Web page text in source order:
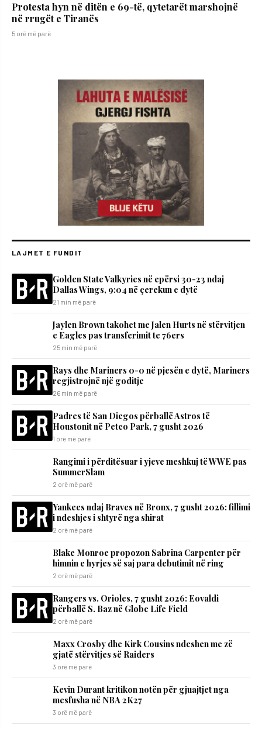
Protesta hyn në ditën e 69-të, qytetarët marshojnë
në rrugët e Tiranës
5 orë më parë
LAJMET E FUNDIT
Golden State Valkyries në epërsi 30-23 ndaj
Dallas Wings, 9:04 në çerekun e dytë
21 min më parë
Jaylen Brown takohet me Jalen Hurts në stërvitjen
e Eagles pas transferimit te 76ers
25 min më parë
Rays dhe Mariners 0-0 në pjesën e dytë, Mariners
regjistrojnë një goditje
26 min më parë
Padres të San Diegos përballë Astros të
Houstonit në Petco Park, 7 gusht 2026
1 orë më parë
Rangimi i përditësuar i yjeve meshkuj të WWE pas
SummerSlam
2 orë më parë
Yankees ndaj Braves në Bronx, 7 gusht 2026: fillimi
i ndeshjes i shtyrë nga shirat
2 orë më parë
Blake Monroe propozon Sabrina Carpenter për
himnin e hyrjes së saj para debutimit në ring
2 orë më parë
Rangers vs. Orioles, 7 gusht 2026: Eovaldi
përballë S. Baz në Globe Life Field
2 orë më parë
Maxx Crosby dhe Kirk Cousins ndeshen me zë
gjatë stërvitjes së Raiders
3 orë më parë
Kevin Durant kritikon notën për gjuajtjet nga
mesfusha në NBA 2K27
3 orë më parë